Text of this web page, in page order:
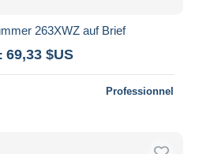
263XWZ auf Brief
69,33 $US
Professionnel